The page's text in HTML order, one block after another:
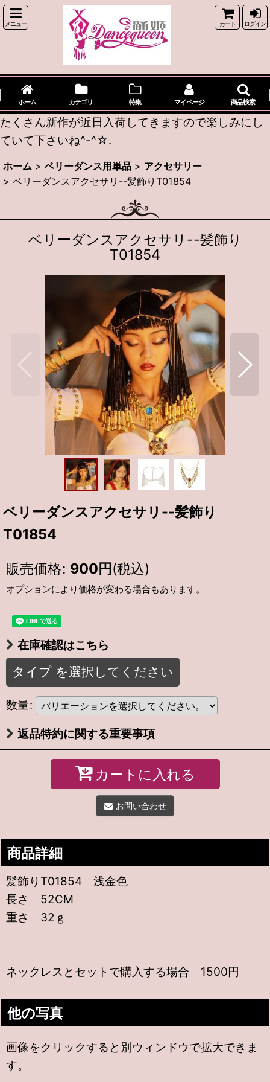
メニュー カート ログイン
ホーム カテゴリ 特集 マイページ 商品検索
たくさん新作が近日入荷してきますので楽しみにし
ていて下さいね^-^☆.
ホーム > ベリーダンス用単品 > アクセサリー
> ベリーダンスアクセサリ--髪飾りT01854
ベリーダンスアクセサリ--髪飾り
T01854
ベリーダンスアクセサリ--髪飾り
T01854
販売価格: 900円(税込)
オプションにより価格が変わる場合もあります。
在庫確認はこちら
タイプ を選択してください
数量:
返品特約に関する重要事項
カートに入れる
お問い合わせ
商品詳細
髪飾りT01854 浅金色
長さ 52CM
重さ 32ｇ
ネックレスとセットで購入する場合 1500円
他の写真
画像をクリックすると別ウィンドウで拡大できま
す。